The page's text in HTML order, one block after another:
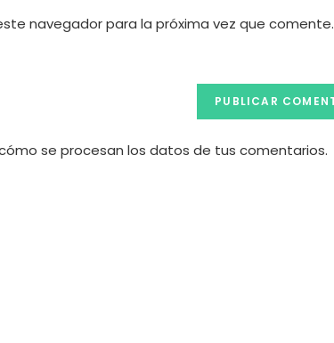
de
navegador para la próxima vez que comente.
se procesan los datos de tus comentarios.